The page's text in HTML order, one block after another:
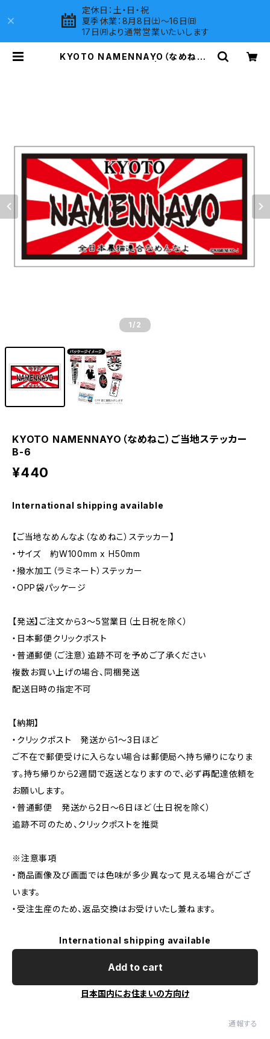
定休日：土・日・祝
夏季休業：8月8日㈯～16日㈰
17日㈪より通常営業いたいします
KYOTO NAMENNAYO（なめねこ）
1 /2
KYOTO NAMENNAYO（なめねこ）ご当地ステッカー
B-6
¥440
International shipping available
【ご当地なめんなよ（なめねこ）ステッカー】
・サイズ 約W100mm x H50mm
・撥水加工（ラミネート）ステッカー
・OPP袋パッケージ
【発送】ご注文から3〜5営業日（土日祝を除く）
・日本郵便クリックポスト
・普通郵便（ご注意）追跡不可を予めご了承ください
複数お買い上げの場合、同梱発送
配送日時の指定不可
【納期】
・クリックポスト 発送から1〜3日ほど
ご不在で郵便受けに入らない場合は郵便局へ持ち帰りになりま
す。持ち帰りから2週間で返送となりますので、必ず再配達依頼を
お願いします。
・普通郵便 発送から2日〜6日ほど（土日祝を除く）
追跡不可のため、クリックポストを推奨
※注意事項
・商品画像及び画面では色味が多少異なって見える場合がござ
います。
・受注生産のため、返品交換はお受けいたし兼ねます。
International shipping available
Add to cart
日本国内にお住まいの方向け
通報する